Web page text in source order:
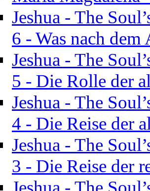
Jeshua - The
6 - Was nach
Jeshua - The
5 - Die Rolle der
Jeshua - The
4 - Die Reise der
Jeshua - The
3 - Die Reise der